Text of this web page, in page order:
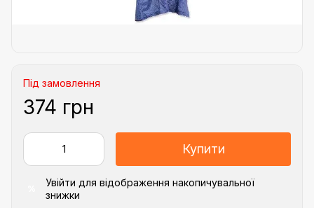
Під замовлення
374 грн
Купити
Увійти для відображення накопичувальної
знижки